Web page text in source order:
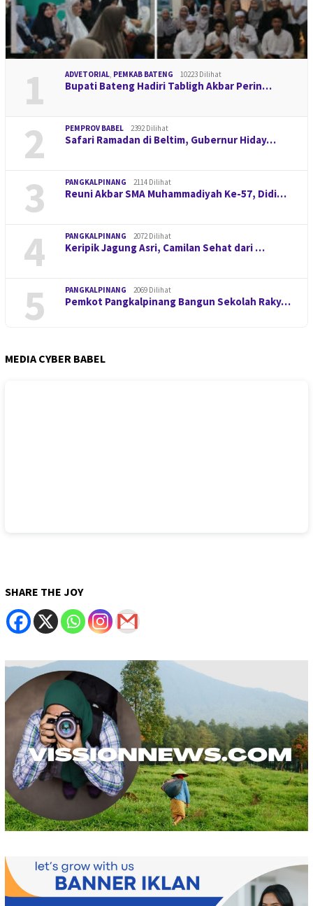
1 ADVETORIAL, PEMKAB BATENG 10223 Dilihat
Bupati Bateng Hadiri Tabligh Akbar Perin…
2 PEMPROV BABEL 2392 Dilihat
Safari Ramadan di Beltim, Gubernur Hiday…
3 PANGKALPINANG 2114 Dilihat
Reuni Akbar SMA Muhammadiyah Ke-57, Didi…
4 PANGKALPINANG 2072 Dilihat
Keripik Jagung Asri, Camilan Sehat dari …
5 PANGKALPINANG 2069 Dilihat
Pemkot Pangkalpinang Bangun Sekolah Raky…
MEDIA CYBER BABEL
SHARE THE JOY